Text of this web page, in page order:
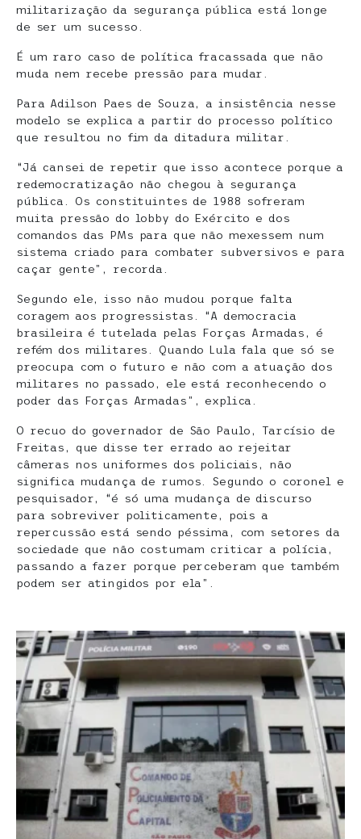
militarização da segurança pública está longe
de ser um sucesso.
É um raro caso de política fracassada que não
muda nem recebe pressão para mudar.
Para Adilson Paes de Souza, a insistência nesse
modelo se explica a partir do processo político
que resultou no fim da ditadura militar.
“Já cansei de repetir que isso acontece porque a
redemocratização não chegou à segurança
pública. Os constituintes de 1988 sofreram
muita pressão do lobby do Exército e dos
comandos das PMs para que não mexessem num
sistema criado para combater subversivos e para
caçar gente”, recorda.
Segundo ele, isso não mudou porque falta
coragem aos progressistas. “A democracia
brasileira é tutelada pelas Forças Armadas, é
refém dos militares. Quando Lula fala que só se
preocupa com o futuro e não com a atuação dos
militares no passado, ele está reconhecendo o
poder das Forças Armadas”, explica.
O recuo do governador de São Paulo, Tarcísio de
Freitas, que disse ter errado ao rejeitar
câmeras nos uniformes dos policiais, não
significa mudança de rumos. Segundo o coronel e
pesquisador, “é só uma mudança de discurso
para sobreviver politicamente, pois a
repercussão está sendo péssima, com setores da
sociedade que não costumam criticar a polícia,
passando a fazer porque perceberam que também
podem ser atingidos por ela”.